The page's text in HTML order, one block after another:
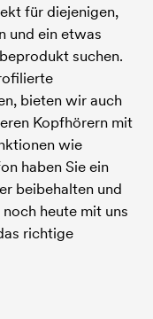
für diejenigen,
und ein etwas
suchen.
bieten wir auch
Kopfhörern mit
wie
haben Sie ein
beibehalten und
heute mit uns
richtige